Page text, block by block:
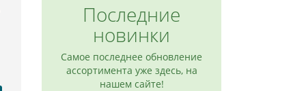
Последние
новинки
Самое последнее обновление
ассортимента уже здесь, на
нашем сайте!